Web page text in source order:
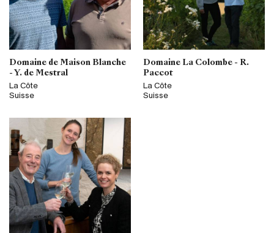
Domaine de Maison Blanche
- Y. de Mestral
La Côte
Suisse
Domaine La Colombe - R.
Paccot
La Côte
Suisse